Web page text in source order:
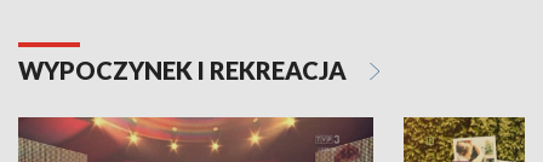
WYPOCZYNEK I REKREACJA